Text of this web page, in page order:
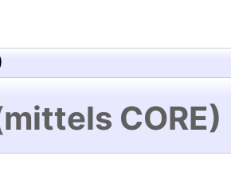
CORE)